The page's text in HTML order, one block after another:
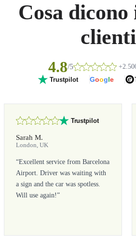
Cosa
clienti
4.8/5
Trustpilot Google
Trustpilot
Sarah M.
London, UK
“Excellent service from Barcelona
Airport. Driver was waiting with
a sign and the car was spotless.
Will use again!”